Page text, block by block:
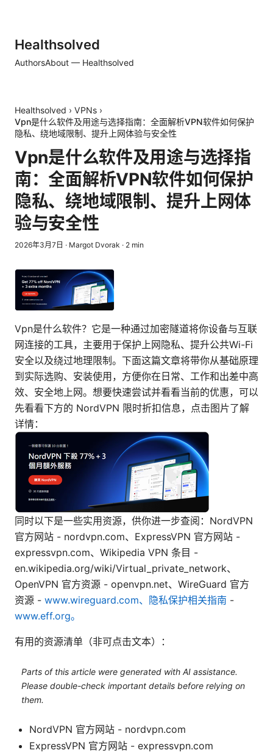
Healthsolved
AuthorsAbout — Healthsolved
Healthsolved › VPNs ›
Vpn是什么软件及用途与选择指南：全面解析VPN软件如何保护
隐私、绕地域限制、提升上网体验与安全性
Vpn是什么软件及用途与选择指
南：全面解析VPN软件如何保护
隐私、绕地域限制、提升上网体
验与安全性
2026年3月7日 · Margot Dvorak · 2 min
Vpn是什么软件？它是一种通过加密隧道将你设备与互联
网连接的工具，主要用于保护上网隐私、提升公共Wi-Fi
安全以及绕过地理限制。下面这篇文章将带你从基础原理
到实际选购、安装使用，方便你在日常、工作和出差中高
效、安全地上网。想要快速尝试并看看当前的优惠，可以
先看看下方的 NordVPN 限时折扣信息，点击图片了解
详情：
同时以下是一些实用资源，供你进一步查阅：NordVPN
官方网站 - nordvpn.com、ExpressVPN 官方网站 -
expressvpn.com、Wikipedia VPN 条目 -
en.wikipedia.org/wiki/Virtual_private_network、
OpenVPN 官方资源 - openvpn.net、WireGuard 官方
资源 - www.wireguard.com、隐私保护相关指南 -
www.eff.org。
有用的资源清单（非可点击文本）：
Parts of this article were generated with AI assistance.
Please double-check important details before relying on
them.
NordVPN 官方网站 - nordvpn.com
ExpressVPN 官方网站 - expressvpn.com